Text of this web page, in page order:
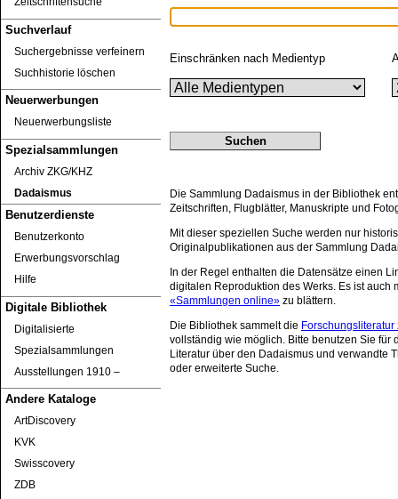
Suchverlauf
Suchergebnisse verfeinern
Suchhistorie löschen
Neuerwerbungen
Neuerwerbungsliste
Spezialsammlungen
Archiv ZKG/KHZ
Dadaismus
Benutzerdienste
Benutzerkonto
Erwerbungsvorschlag
Hilfe
Digitale Bibliothek
Digitalisierte
Spezialsammlungen
Ausstellungen 1910 ‒
Andere Kataloge
ArtDiscovery
KVK
Swisscovery
ZDB
Einschränken nach Medientyp
Die Sammlung Dadaismus in der Bibliothek
Zeitschriften, Flugblätter, Manuskripte und
Mit dieser speziellen Suche werden nur
Originalpublikationen aus der Sammlung
In der Regel enthalten die Datensätze einen
digitalen Reproduktion des Werks. Es ist auch
«Sammlungen online» zu blättern.
Die Bibliothek sammelt die
vollständig wie möglich. Bitte benutzen Sie für
Literatur über den Dadaismus und verwandte
oder erweiterte Suche.